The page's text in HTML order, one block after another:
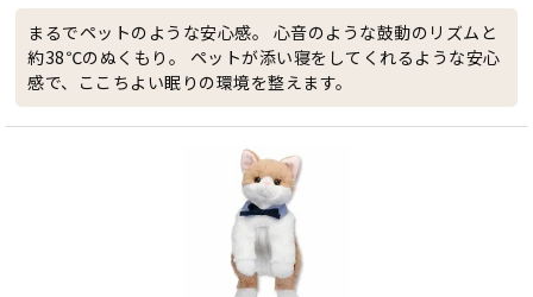
まるでペットのような安心感。 心音のような鼓動のリズムと
約38℃のぬくもり。 ペットが添い寝をしてくれるような安心
感で、ここちよい眠りの環境を整えます。